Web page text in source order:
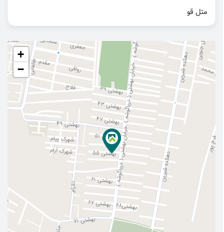
متل قو
+
−